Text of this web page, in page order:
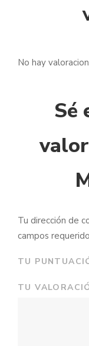
No hay
Sé
Tu dirección de
campos
TU
TU